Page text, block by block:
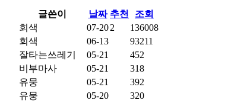
글쓴이 날짜 추천
조회
회색 07-202
136008
회색 06-13
93211
잘타는쓰레기 05-21
452
비부마사 05-21
318
유뭉 05-21
392
유뭉 05-20
320